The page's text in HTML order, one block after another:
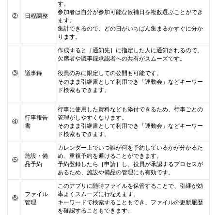
② 日程調整
す。
参加者は自分が参加可能な候補日を複数選ぶことができ
ます。
集計できるので、どの日がいちばん集まるかすぐに分か
ります。
③ 議事録
作成すると［通知先］に指定した人に通知されるので、
欠席者や議事録承認者への共有がスムーズです。
役員のみに限定しての公開も可能です。
そのまま引継書として利用でき「運動会」などキーワー
ド検索もできます。
④
行事報告
書
行事に使用した資料なども添付できるため、行事ごとの
管理がしやすくなります。
そのまま引継書として利用でき「運動会」などキーワー
ド検索もできます。
⑤
施設・備
品予約
カレンダー上でいつ誰が何を予約しているかが分かるた
め、重複予約を避けることができます。
予約登録したら［申請］し、役員が承認するプロセスが
あるため、施設や備品の管理にも有効です。
⑥
ファイル
管理
このアプリに随時ファイルを保管することで、引継が効
率よくスムーズに行なえます。
キーワードで検索することもでき、ファイルの更新履歴
を確認することもできます。